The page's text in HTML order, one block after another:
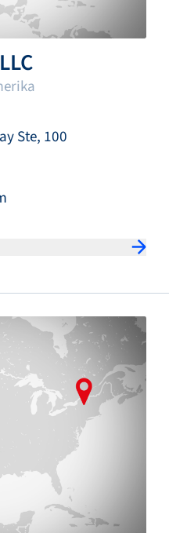
Ste, 100